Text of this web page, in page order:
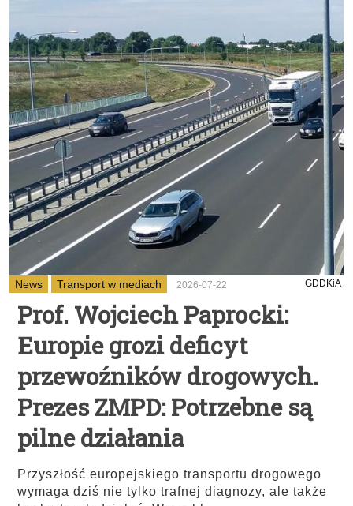
News Transport w mediach 2026-07-22 GDDKiA
Prof. Wojciech Paprocki:
Europie grozi deficyt
przewoźników drogowych.
Prezes ZMPD: Potrzebne są
pilne działania
Przyszłość europejskiego transportu drogowego
wymaga dziś nie tylko trafnej diagnozy, ale także